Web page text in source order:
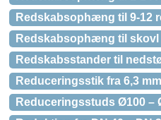
Redskabsophæng til 9-12
Redskabsophæng til
Redskabsstander til
Reduceringsstik fra 6,3
Reduceringsstuds Ø100 –